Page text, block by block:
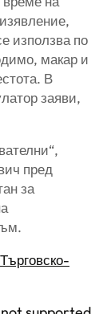
използва по
макар и
В
заяви,
пред
за